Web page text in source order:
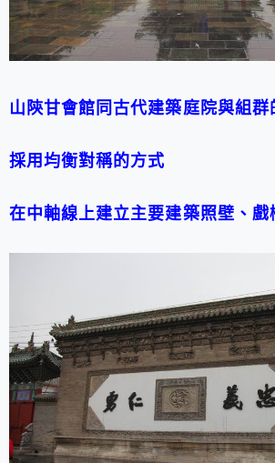
山陝甘會館同古代建築庭院與組
採用均衡對稱的方式
在中軸線上建立主要建築照壁、戲